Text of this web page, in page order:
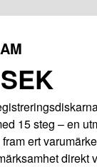
15 steg – en
ert
direkt